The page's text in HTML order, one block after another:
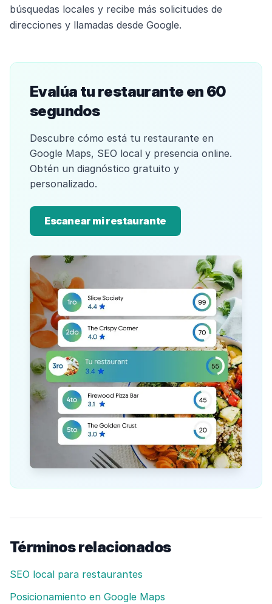
búsquedas locales y recibe más solicitudes de
direcciones y llamadas desde Google.
Evalúa tu restaurante en 60
segundos
Descubre cómo está tu restaurante en
Google Maps, SEO local y presencia online.
Obtén un diagnóstico gratuito y
personalizado.
Escanear mi restaurante
Términos relacionados
SEO local para restaurantes
Posicionamiento en Google Maps